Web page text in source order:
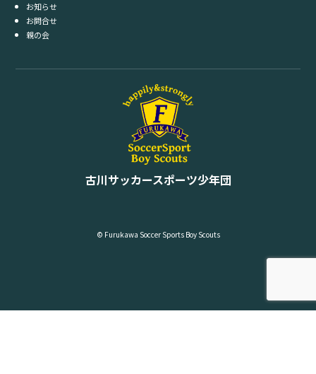
お知らせ
お問合せ
親の会
古川サッカースポーツ少年団
© Furukawa Soccer Sports Boy Scouts